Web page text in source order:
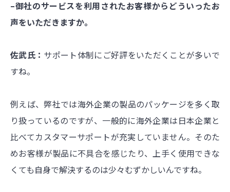
–御社のサービスを利用されたお客様からどういったお
声をいただきますか。
佐武氏： サポート体制にご好評をいただくことが多いで
すね。
例えば、弊社では海外企業の製品のパッケージを多く取
り扱っているのですが、一般的に海外企業は日本企業と
比べてカスタマーサポートが充実していません。そのた
めお客様が製品に不具合を感じたり、上手く使用できな
くても自身で解決するのは少々むずかしいんですね。